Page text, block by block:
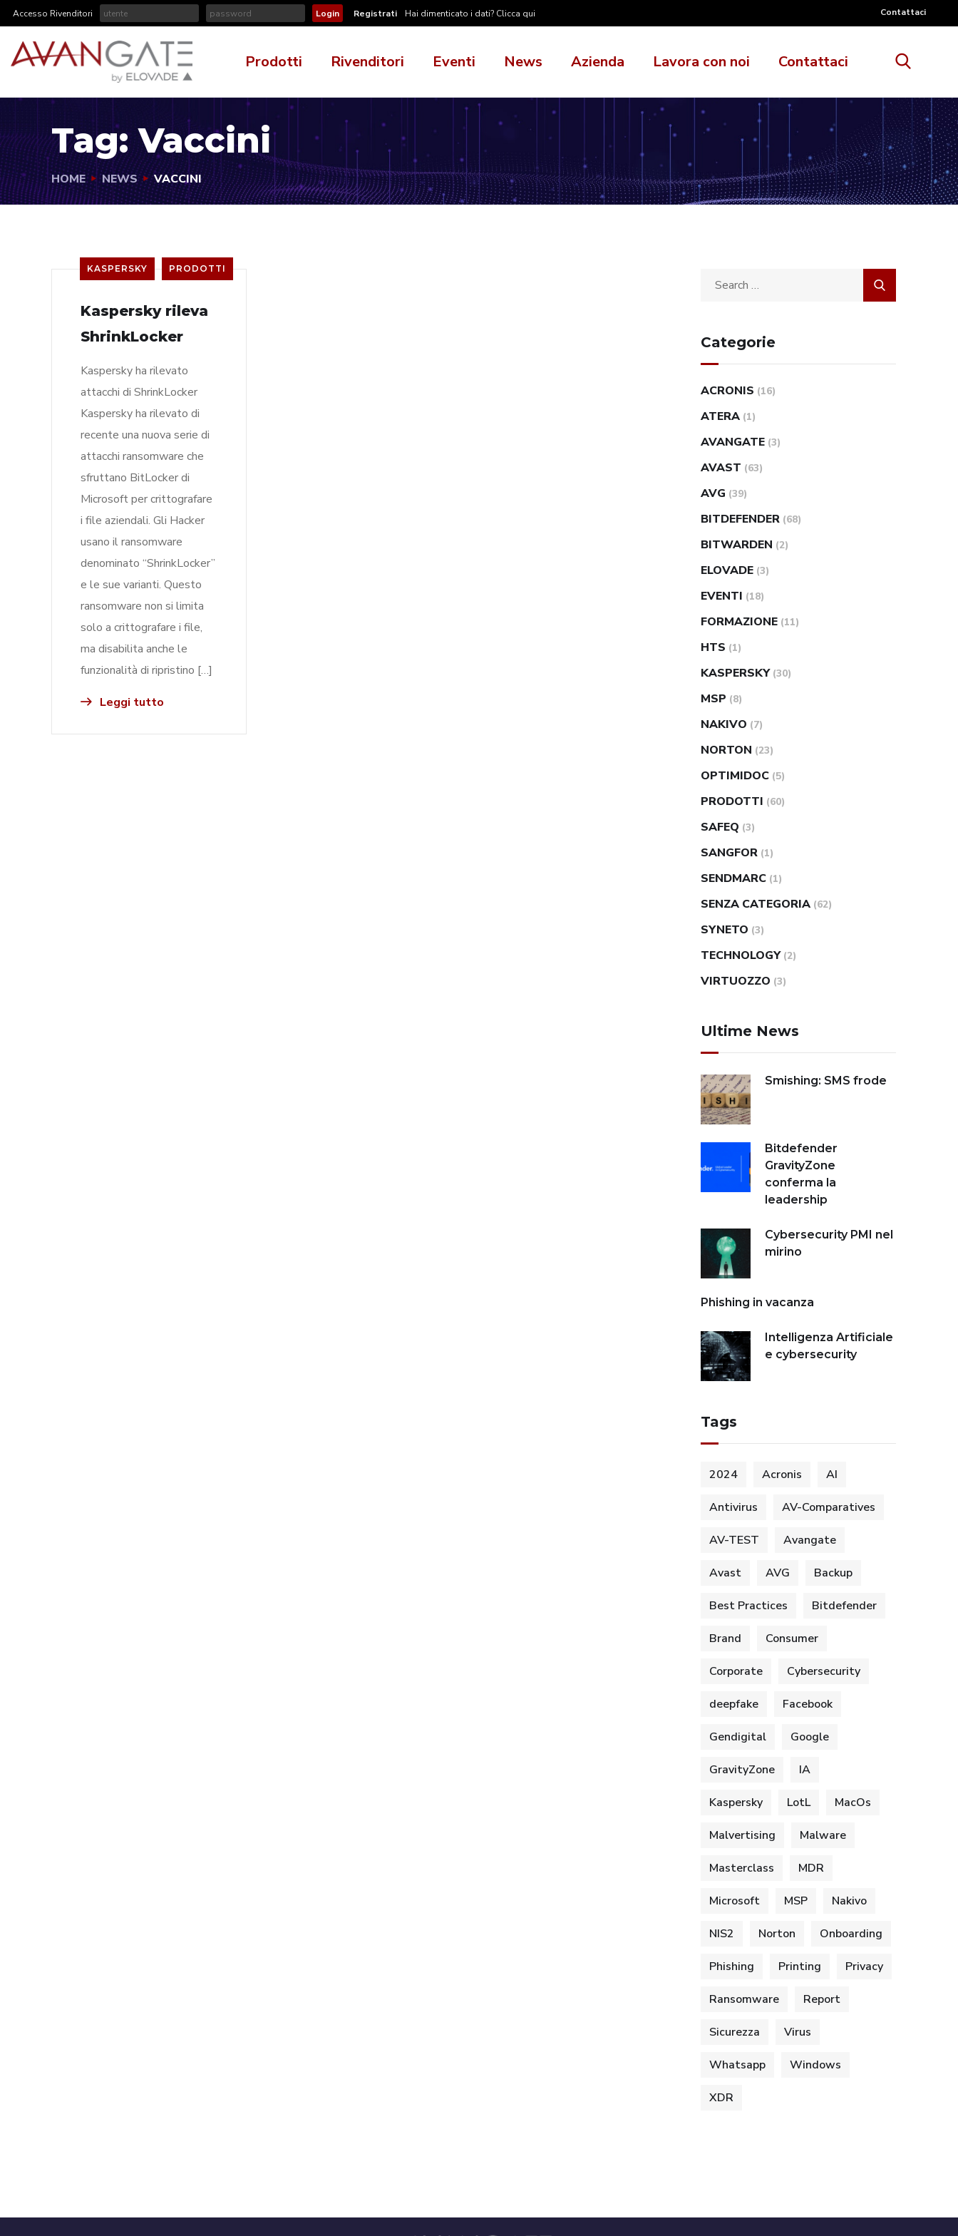
Accesso Rivenditori Registrati Hai dimenticato i dati? Clicca qui Contattaci
Prodotti Rivenditori Eventi News Azienda Lavora con noi Contattaci
Tag:Vaccini
HOME NEWS VACCINI
KASPERSKY PRODOTTI
Kaspersky rileva
ShrinkLocker
Kaspersky ha rilevato
attacchi di ShrinkLocker
Kaspersky ha rilevato di
recente una nuova serie di
attacchi ransomware che
sfruttano BitLocker di
Microsoft per crittografare
i file aziendali. Gli Hacker
usano il ransomware
denominato “ShrinkLocker”
e le sue varianti. Questo
ransomware non si limita
solo a crittografare i file,
ma disabilita anche le
funzionalità di ripristino […]
Leggi tutto
Categorie
ACRONIS (16)
ATERA (1)
AVANGATE (3)
AVAST (63)
AVG (39)
BITDEFENDER (68)
BITWARDEN (2)
ELOVADE (3)
EVENTI (18)
FORMAZIONE (11)
HTS (1)
KASPERSKY (30)
MSP (8)
NAKIVO (7)
NORTON (23)
OPTIMIDOC (5)
PRODOTTI (60)
SAFEQ (3)
SANGFOR (1)
SENDMARC (1)
SENZA CATEGORIA (62)
SYNETO (3)
TECHNOLOGY (2)
VIRTUOZZO (3)
Ultime News
Smishing: SMS frode
Bitdefender
GravityZone
conferma la
leadership
Cybersecurity PMI nel
mirino
Phishing in vacanza
Intelligenza Artificiale
e cybersecurity
Tags
2024 Acronis AI
Antivirus AV-Comparatives
AV-TEST Avangate
Avast AVG Backup
Best Practices Bitdefender
Brand Consumer
Corporate Cybersecurity
deepfake Facebook
Gendigital Google
GravityZone IA
Kaspersky LotL MacOs
Malvertising Malware
Masterclass MDR
Microsoft MSP Nakivo
NIS2 Norton Onboarding
Phishing Printing Privacy
Ransomware Report
Sicurezza Virus
Whatsapp Windows
XDR